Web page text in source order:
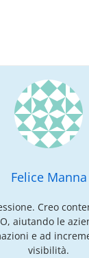
Felice Manna
Creo
aiutando le
e ad
visibilità.